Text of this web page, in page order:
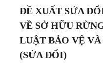
ĐỀ XUẤT SỬA
VỀ SỞ HỮU
LUẬT BẢO VỆ
(SỬA ĐỔI)